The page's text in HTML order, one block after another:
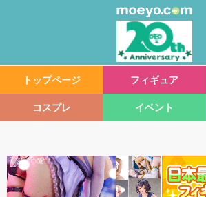
トップページ フィギュア
コスプレ イベント